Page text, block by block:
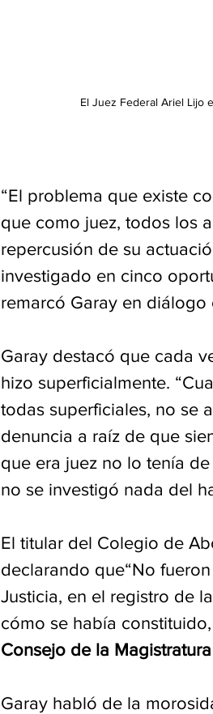
El Juez Federal Ariel Lijo
“El problema que existe
que como juez, todos los
repercusión de su
investigado en cinco
remarcó Garay en diálogo
Garay destacó que cada
hizo superficialmente.
todas superficiales, no se
denuncia a raíz de que
que era juez no lo tenía
no se investigó nada del
El titular del Colegio de
declarando que“No
Justicia, en el registro de
cómo se había
Consejo de la
Garay habló de la